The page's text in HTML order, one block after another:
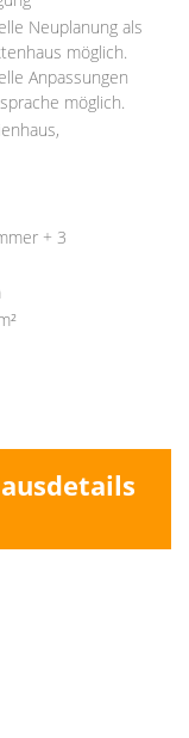
Neuplanung als
möglich.
Anpassungen
möglich.
+ 3